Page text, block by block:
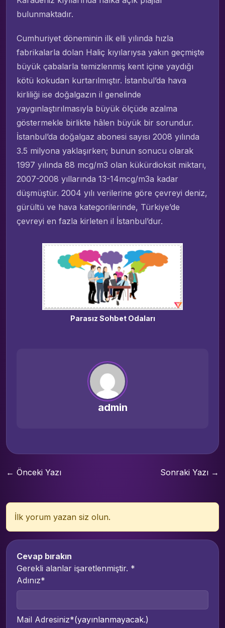
bulunmaktadır.
Cumhuriyet döneminin ilk elli yılında hızla
fabrikalarla dolan Haliç kıyılarıysa yakın geçmişte
büyük çabalarla temizlenmiş kent içine yaydığı
kötü kokudan kurtarılmıştır. İstanbul’da hava
kirliliği ise doğalgazın il genelinde
yaygınlaştırılmasıyla büyük ölçüde azalma
göstermekle birlikte hâlen büyük bir sorundur.
İstanbul’da doğalgaz abonesi sayısı 2008 yılında
3.5 milyona yaklaşırken; bunun sonucu olarak
1997 yılında 88 mcg/m3 olan kükürdioksit miktarı,
2007-2008 yıllarında 13-14mcg/m3a kadar
düşmüştür. 2004 yılı verilerine göre çevreyi deniz,
gürültü ve hava kategorilerinde, Türkiye’de
çevreyi en fazla kirleten il İstanbul’dur.
Parasız Sohbet Odaları
admin
← Önceki Yazı Sonraki Yazı →
İlk yorum yazan siz olun.
Cevap bırakın
Gerekli alanlar işaretlenmiştir. *
Adınız*
Mail Adresiniz*(yayınlanmayacak.)